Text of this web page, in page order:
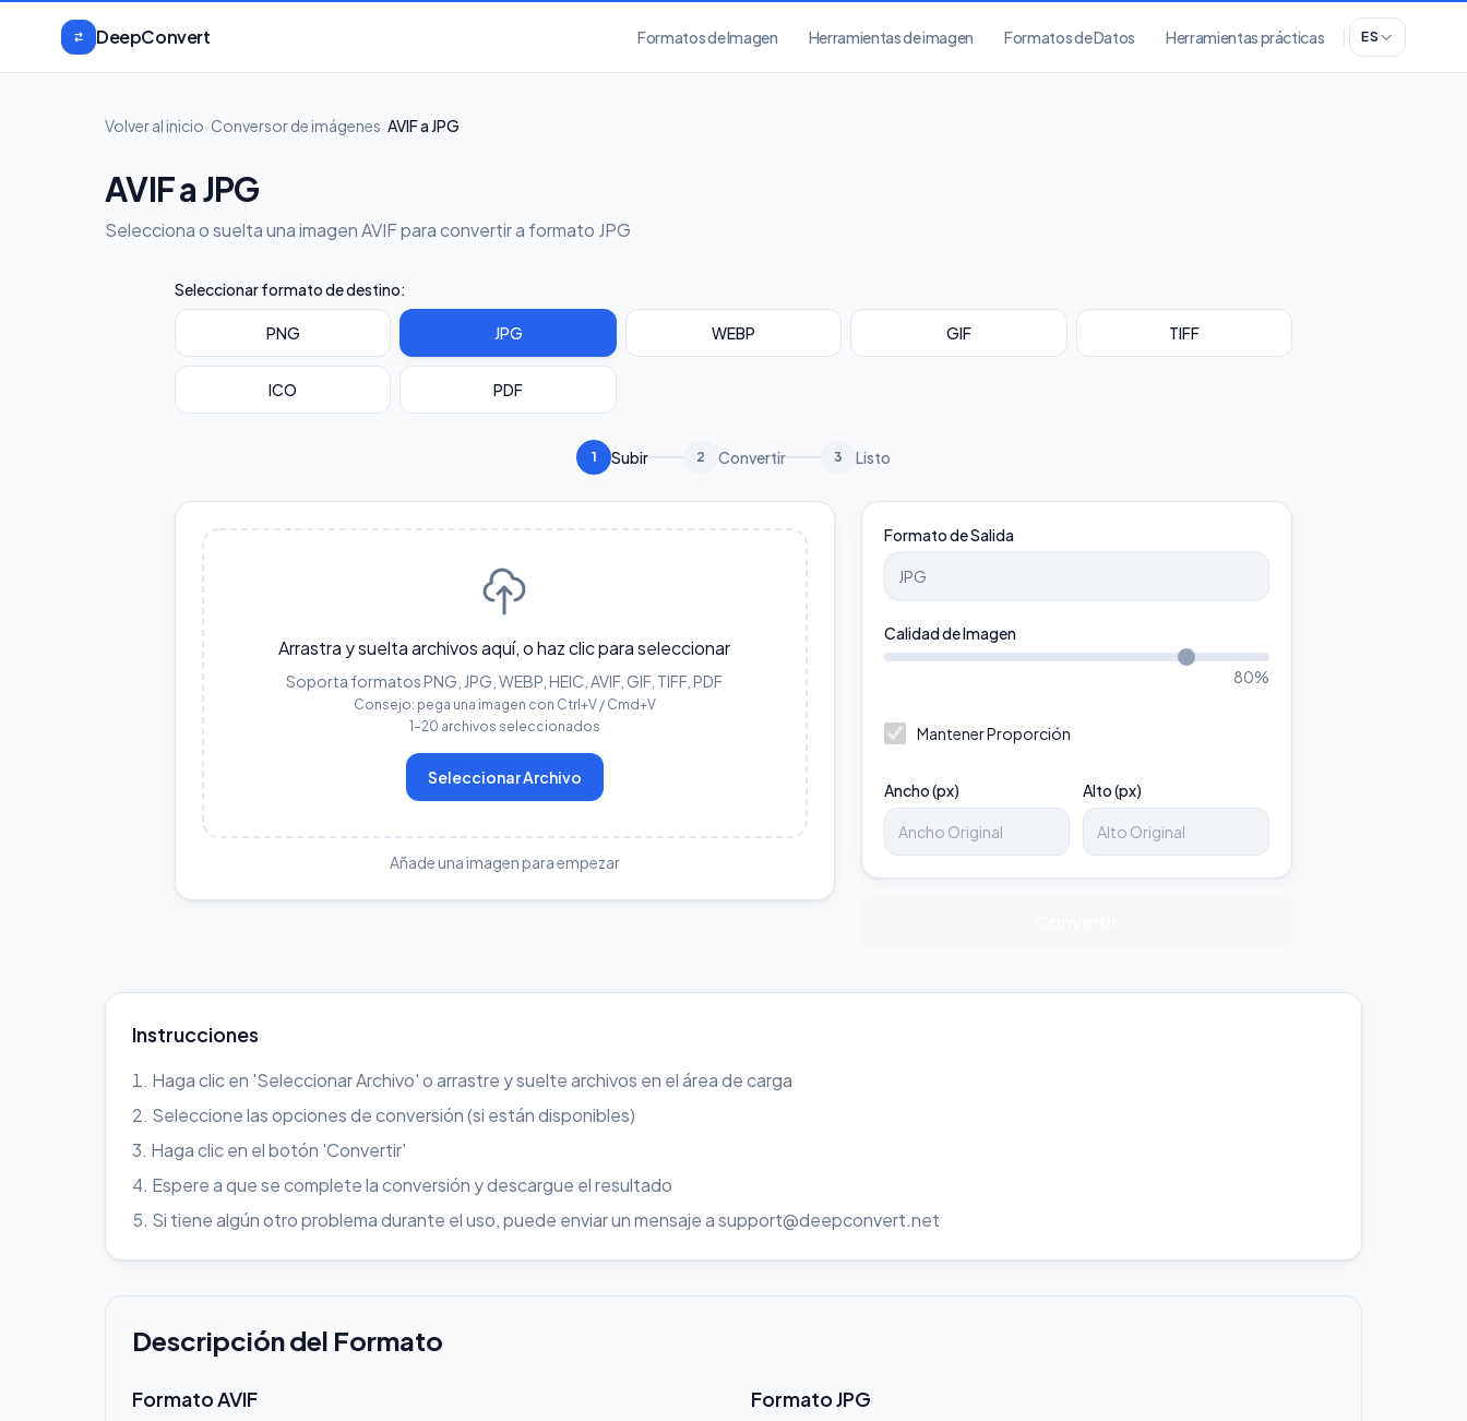
DeepConvert
Formatos de Imagen Herramientas de imagen Formatos de Datos Herramientas prácticas ES
Volver al inicio Conversor de imágenes AVIF a JPG
AVIF a JPG
Selecciona o suelta una imagen AVIF para convertir a formato JPG
Seleccionar formato de destino:
PNG JPG WEBP GIF TIFF
ICO PDF
1 Subir 2 Convertir 3 Listo
Arrastra y suelta archivos aquí, o haz clic para seleccionar
Soporta formatos PNG, JPG, WEBP, HEIC, AVIF, GIF, TIFF, PDF
Consejo: pega una imagen con Ctrl+V / Cmd+V
1–20 archivos seleccionados
Seleccionar Archivo
Añade una imagen para empezar
Formato de Salida
Calidad de Imagen
80%
Mantener Proporción
Ancho (px) Alto (px)
Instrucciones
Haga clic en 'Seleccionar Archivo' o arrastre y suelte archivos en el área de carga
Seleccione las opciones de conversión (si están disponibles)
Haga clic en el botón 'Convertir'
Espere a que se complete la conversión y descargue el resultado
Si tiene algún otro problema durante el uso, puede enviar un mensaje a support@deepconvert.net
Descripción del Formato
Formato AVIF Formato JPG